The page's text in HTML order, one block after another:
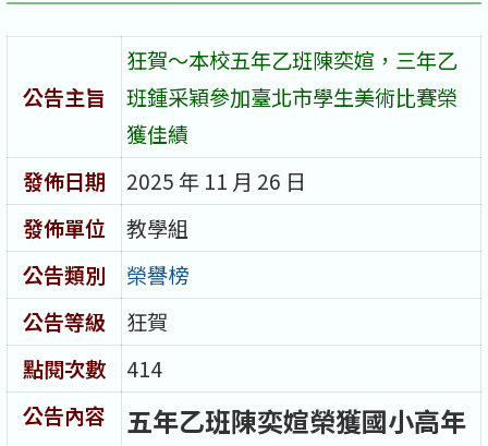
公告主旨
狂賀～本校五年乙班陳奕媗，三年乙
班鍾采穎參加臺北市學生美術比賽榮
獲佳績
發佈日期
2025 年 11 月 26 日
發佈單位
教學組
公告類別
榮譽榜
公告等級
狂賀
點閱次數
414
公告內容
五年乙班陳奕媗榮獲國小高年